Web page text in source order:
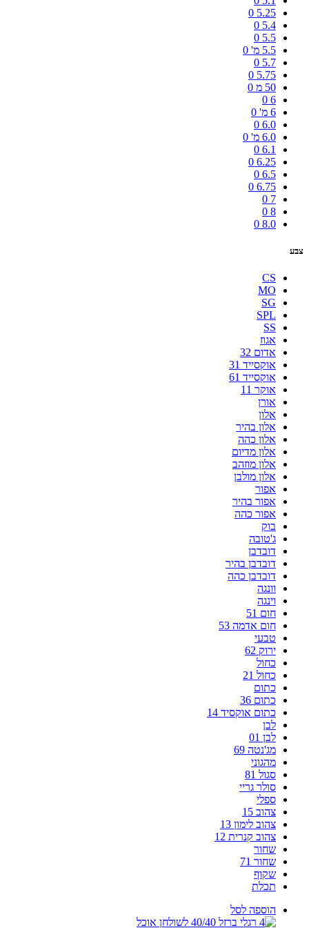
5.25
0
5.4
0
5.5
0
5.5 מ'
0
5.7
0
5.75
0
50 מ
0
6
0
6 מ'
0
6.0
0
6.0 מ'
0
6.1
0
6.25
0
6.5
0
6.75
0
7
0
8
0
8.0
0
צבע
CS
MO
SG
SPL
SS
אגוז
אדום 32
אוקסייד 31
אוקסייד 61
אוקר 11
אורן
אלון
אלון בהיר
אלון כהה
אלון מדיום
אלון מוזהב
אלון מולבן
אפור
אפור בהיר
אפור כהה
בוק
ג'טובה
דובדבן
דובדבן בהיר
דובדבן כהה
וונגה
וינגה
חום 51
חום אדמה 53
טבעי
ירוק 62
כחול
כחול 21
כתום
כתום 36
כתום אוקסיד 14
לבן
לבן 01
מג'נטה 69
מהגוני
סגול 81
סולר גריי
ספלי
צהוב 15
צהוב לימון 13
צהוב קנרית 12
שחור
שחור 71
שקוף
תכלת
הוספה לסל